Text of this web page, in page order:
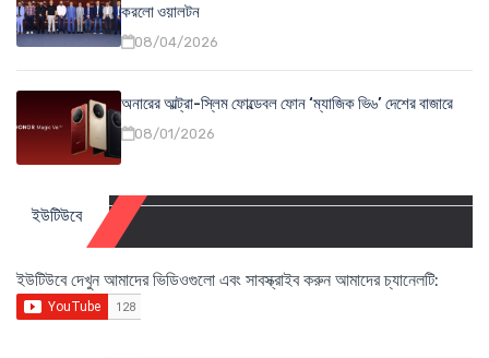
করলো ওয়ালটন
08/04/2026
অনারের আল্ট্রা-স্লিম ফোল্ডেবল ফোন ‘ম্যাজিক ভি৬’ দেশের বাজারে
08/01/2026
ইউটিউবে
ইউটিউবে দেখুন আমাদের ভিডিওগুলো এবং সাবস্ক্রাইব করুন আমাদের চ্যানেলটি: